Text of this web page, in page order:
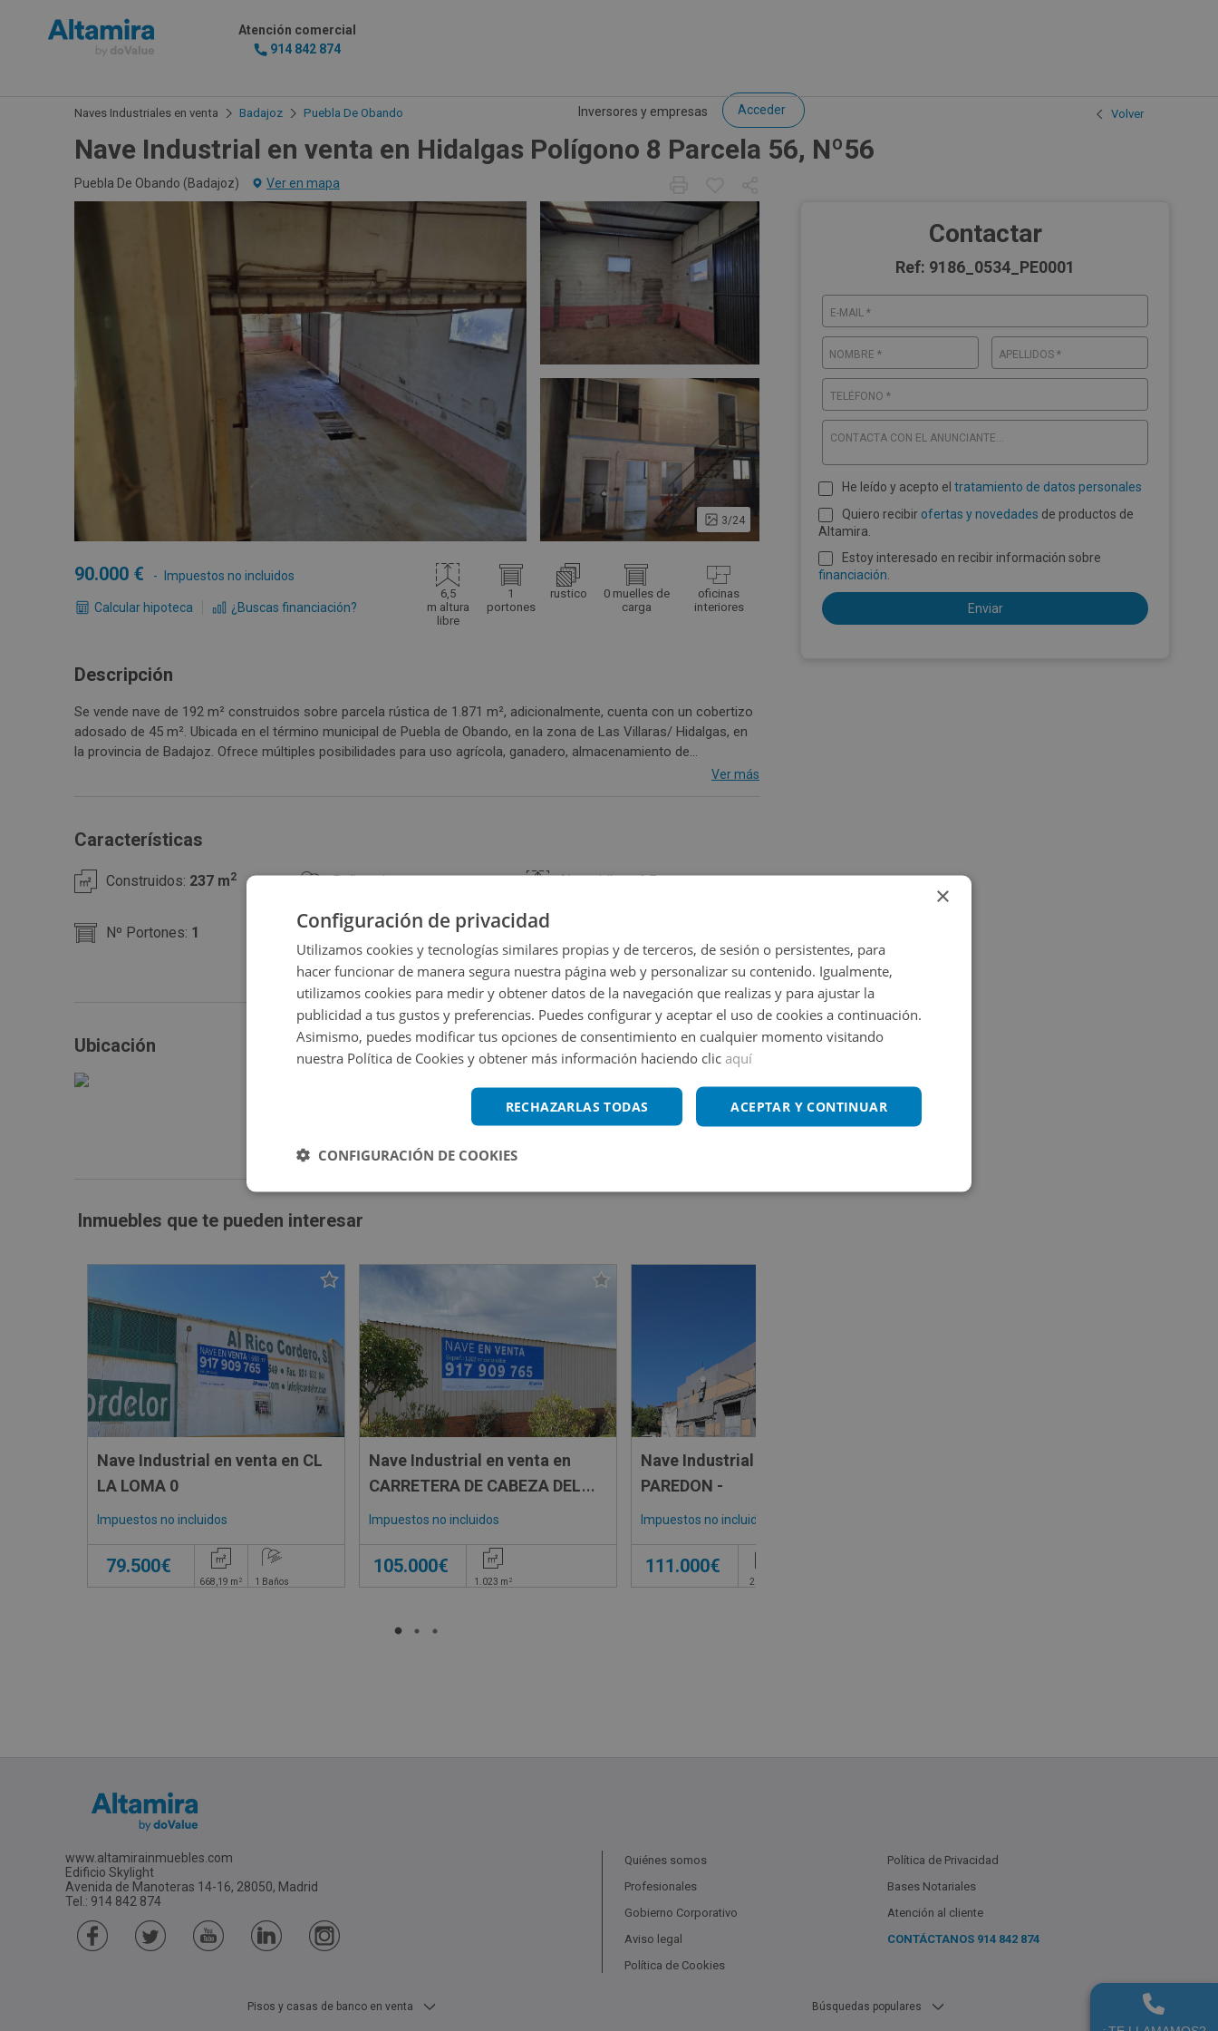
Atención comercial
914 842 874
Inversores y empresas Acceder
Naves Industriales en venta Badajoz Puebla De Obando Volver
Nave Industrial en venta en Hidalgas Polígono 8 Parcela 56, Nº56
Puebla De Obando (Badajoz) Ver en mapa
3/24
Contactar
Ref: 9186_0534_PE0001
E-MAIL *
NOMBRE * APELLIDOS *
TELÉFONO *
CONTACTA CON EL ANUNCIANTE...
He leído y acepto el tratamiento de datos personales
Quiero recibir ofertas y novedades de productos de
Altamira.
Estoy interesado en recibir información sobre
financiación.
6,5
m altura
libre
1
portones
rustico
0 muelles de
carga
oficinas
interiores
90.000 Impuestos no incluidos
Calcular hipoteca ¿Buscas financiación?
Descripción
Se vende nave de 192 m² construidos sobre parcela rústica de 1.871 m², adicionalmente, cuenta con un cobertizo
adosado de 45 m². Ubicada en el término municipal de Puebla de Obando, en la zona de Las Villaras/ Hidalgas, en
la provincia de Badajoz. Ofrece múltiples posibilidades para uso agrícola, ganadero, almacenamiento de
maquinaria, aperos o cualquier actividad relacionada con el entorno rural. La finca tiene acceso directo desde
comunicado. Para más información o concertar una visita, no dude en contactar.
Ver más
Características
Construidos: 237 m2 Baños:1 Altura Libre:6,5 m
Nº Portones: 1 Conserje/Portero/Seguridad privada:
Oficinas interiores: Orientación: Norte
Ver más características
Ubicación
Inmuebles que te pueden interesar
Nave Industrial en venta en CL
LA LOMA 0
Impuestos no incluidos
79.500€
668,19 m 2 1 Baños
Nave Industrial en venta en
CARRETERA DE CABEZA DEL
BUEY SN SN
Impuestos no incluidos
105.000€
1.023 m 2
Nave Industrial en venta en CL
PAREDON -
Impuestos no incluidos
111.000€
206
www.altamirainmuebles.com
Edificio Skylight
Avenida de Manoteras 14-16, 28050, Madrid
Tel.: 914 842 874
Quiénes somos
Profesionales
Gobierno Corporativo
Aviso legal
Política de Cookies
Política de Privacidad
Bases Notariales
Atención al cliente
CONTÁCTANOS 914 842 874
Pisos y casas de banco en venta Búsquedas populares
×
Configuración de privacidad
Utilizamos cookies y tecnologías similares propias y de terceros, de sesión o persistentes, para
hacer funcionar de manera segura nuestra página web y personalizar su contenido. Igualmente,
utilizamos cookies para medir y obtener datos de la navegación que realizas y para ajustar la
publicidad a tus gustos y preferencias. Puedes configurar y aceptar el uso de cookies a continuación.
Asimismo, puedes modificar tus opciones de consentimiento en cualquier momento visitando
nuestra Política de Cookies y obtener más información haciendo clic aquí
ACEPTAR Y CONTINUAR
RECHAZARLAS TODAS
CONFIGURACIÓN DE COOKIES